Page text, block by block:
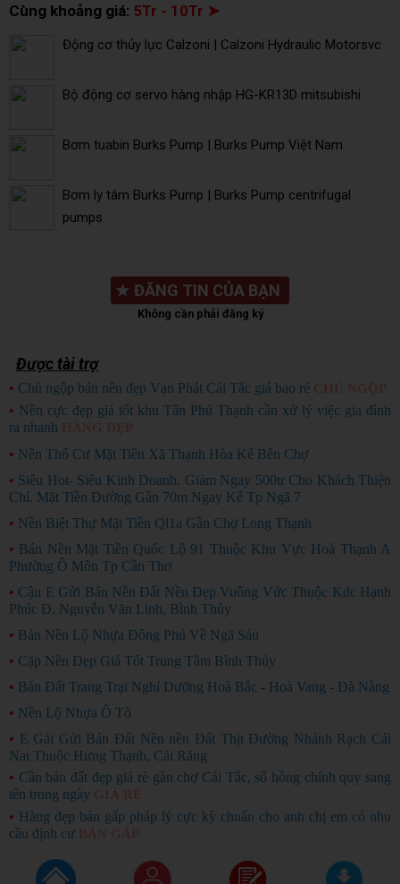
Cùng khoảng giá: 5Tr - 10Tr ➤
Động cơ thủy lực Calzoni | Calzoni Hydraulic Motorsvc
Bộ động cơ servo hàng nhập HG-KR13D mitsubishi
Bơm tuabin Burks Pump | Burks Pump Việt Nam
Bơm ly tâm Burks Pump | Burks Pump centrifugal
pumps
★ ĐĂNG TIN CỦA BẠN
Không cần phải đăng ký
Được tài trợ
• Chủ ngộp bán nền đẹp Vạn Phát Cái Tắc giá bao rẻ
• Nền cực đẹp giá tốt khu Tân Phú Thạnh cần xử lý việc gia đình
ra nhanh
• Nền Thổ Cư Mặt Tiền Xã Thạnh Hòa Kế Bên Chợ
• Siêu Hot- Siêu Kinh Doanh. Giảm Ngay 500tr Cho Khách Thiện
Chí. Mặt Tiền Đường Gần 70m Ngay Kế Tp Ngã 7
• Nền Biệt Thự Mặt Tiền Ql1a Gần Chợ Long Thạnh
• Bán Nền Mặt Tiền Quốc Lộ 91 Thuộc Khu Vực Hoà Thạnh A
Phường Ô Môn Tp Cần Thơ
• Cậu E Gửi Bán Nền Đất Nền Đẹp Vuông Vức Thuộc Kdc Hạnh
Phúc Đ. Nguyễn Văn Linh, Bình Thủy
• Bán Nền Lộ Nhựa Đông Phú Về Ngã Sáu
• Cặp Nền Đẹp Giá Tốt Trung Tâm Bình Thủy
• Bán Đất Trang Trại Nghỉ Dưỡng Hoà Bắc - Hoà Vang - Đà Nẵng
• Nền Lộ Nhựa Ô Tô
• E Gái Gửi Bán Đất Nền nền Đất Thịt Đường Nhánh Rạch Cái
Nai Thuộc Hưng Thạnh, Cái Răng
• Cần bán đất đẹp giá rẻ gần chợ Cái Tắc, sổ hồng chính quy sang
tên trong ngày
• Hàng đẹp bán gấp pháp lý cực kỳ chuẩn cho anh chị em có nhu
cầu định cư